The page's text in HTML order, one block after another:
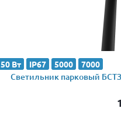
50 Вт IP67 5000 7000
Светильник парковый